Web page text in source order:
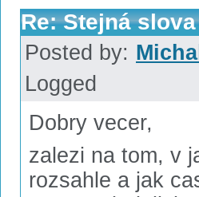
Re: Stejná
Posted by:
Logged
Dobry vecer,
zalezi na tom, v
rozsahle a jak